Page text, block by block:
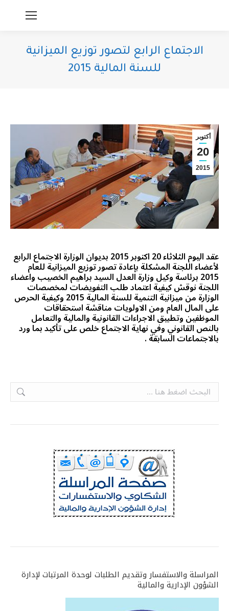
الاجتماع الرابع لتصور توزيع الميزانية
للسنة المالية 2015
أكتوبر
20
2015
عقد اليوم الثلاثاء 20 اكتوبر 2015 بديوان الوزارة الاجتماع الرابع
لأعضاء اللجنة المشكلة بإعادة تصور توزيع الميزانية للعام
2015 برئاسة وكيل وزارة العدل السيد براهيم الخصيب واعضاء
اللجنة نوقش كيفية اعتماد طلب التفويضات لمخصصات
الوزارة من ميزانية التنمية للسنة المالية 2015 وكيفية الحرص
على المال العام ومن الاولويات مناقشة استحقاقات
الموظفين وتطبيق الاجراءات القانونية والمالية والتعامل
بالنص القانوني وفي نهاية الاجتماع خلص على تأكيد بما ورد
بالاجتماعات السابقة .
Search:
المراسلة والاستفسار وتقديم الطلبات لوحدة المرتبات لإدارة
الشؤون الإدارية والمالية